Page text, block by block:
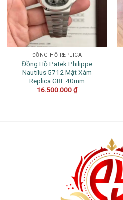
ĐỒNG HỒ REPLICA
Đồng Hồ Patek Philippe
Nautilus 5712 Mặt Xám
Replica GRF 40mm
16.500.000₫